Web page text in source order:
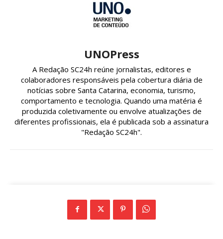
UNOPress
A Redação SC24h reúne jornalistas, editores e
colaboradores responsáveis pela cobertura diária de
notícias sobre Santa Catarina, economia, turismo,
comportamento e tecnologia. Quando uma matéria é
produzida coletivamente ou envolve atualizações de
diferentes profissionais, ela é publicada sob a assinatura
"Redação SC24h".